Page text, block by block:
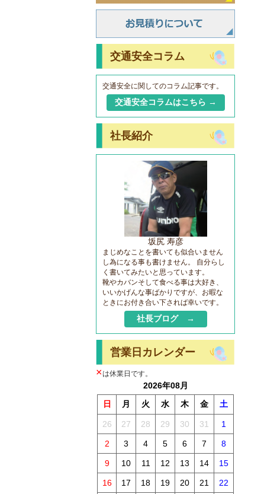
交通安全コラム
交通安全に関してのコラム記事です。
交通安全コラムはこちら →
社長紹介
坂尻 寿彦
まじめなことを書いても似合いません
し為になる事も書けません。 自分らし
く書いてみたいと思っています。
靴やカバンそして食べる事は大好き、
いいかげんな事ばかりですが、お暇な
ときにお付き合い下されば幸いです。
社長ブログ →
営業日カレンダー
×は休業日です。
2026年08月
日
月 火 水 木 金 土
26 27 28 29 30 31 1
2 3 4 5 6 7 8
9 10 11 12 13 14 15
16 17 18 19 20 21 22